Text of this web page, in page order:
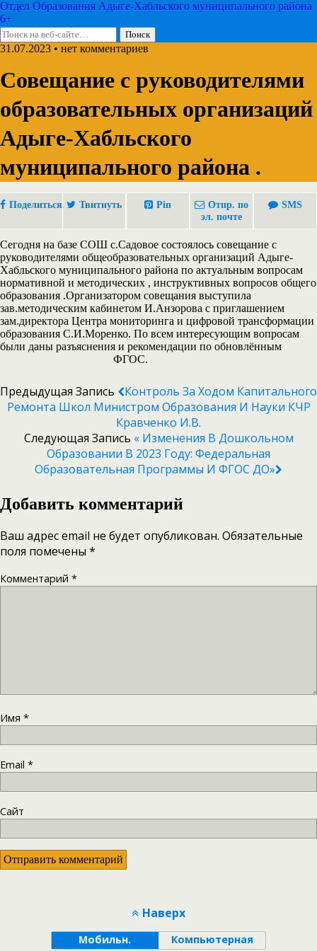
Отдел Образования Адыге-Хабльского муниципального района
6+
31.07.2023 • нет комментариев
Совещание с руководителями
образовательных организаций
Адыге-Хабльского
муниципального района .
Поделиться Твитнуть Pin
Отпр. по
эл. почте
SMS
Сегодня на базе СОШ с.Садовое состоялось совещание с
руководителями общеобразовательных организаций Адыге-
Хабльского муниципального района по актуальным вопросам
нормативной и методических , инструктивных вопросов общего
образования .Организатором совещания выступила
зав.методическим кабинетом И.Анзорова с приглашением
зам.директора Центра мониторинга и цифровой трансформации
образования С.И.Моренко. По всем интересующим вопросам
были даны разъяснения и рекомендации по обновлённым
ФГОС.
Предыдущая Запись
Контроль За Ходом Капитального
Ремонта Школ Министром Образования И Науки КЧР
Кравченко И.В.
Следующая Запись « Изменения В Дошкольном
Образовании В 2023 Году: Федеральная
Образовательная Программы И ФГОС ДО»
Добавить комментарий
Ваш адрес email не будет опубликован. Обязательные
поля помечены *
Комментарий *
Имя *
Email *
Сайт
Наверх
Мобильн. Компьютерная